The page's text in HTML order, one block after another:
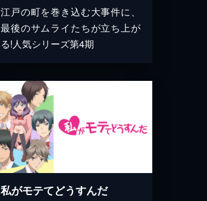
江戸の町を巻き込む大事件に、
最後のサムライたちが立ち上が
る!人気シリーズ第4期
私がモテてどうすんだ